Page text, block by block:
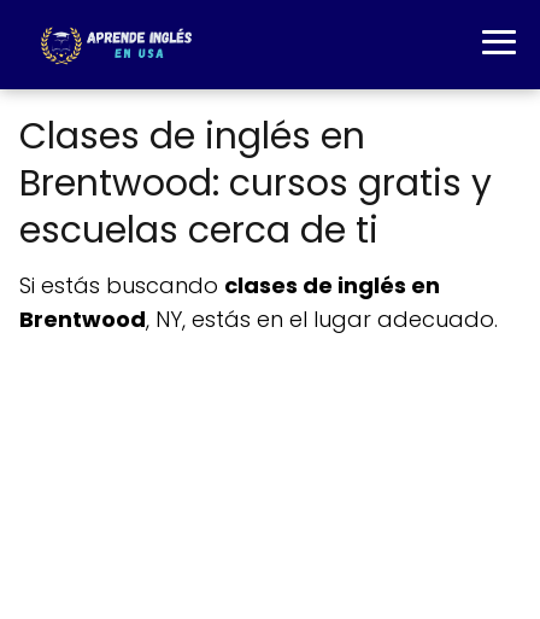
Clases de inglés en
Brentwood: cursos gratis y
escuelas cerca de ti
Si estás buscando clases de inglés en
Brentwood, NY, estás en el lugar adecuado.